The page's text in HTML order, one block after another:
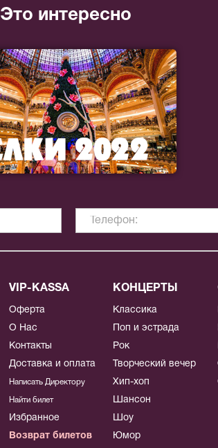
Это интересно
VIP-KASSA
Оферта
О Нас
Контакты
Доставка и оплата
Написать Директору
Найти билет
Избранное
Возврат билетов
КОНЦЕРТЫ
Классика
Поп и эстрада
Рок
Творческий вечер
Хип-хоп
Шансон
Шоу
Юмор